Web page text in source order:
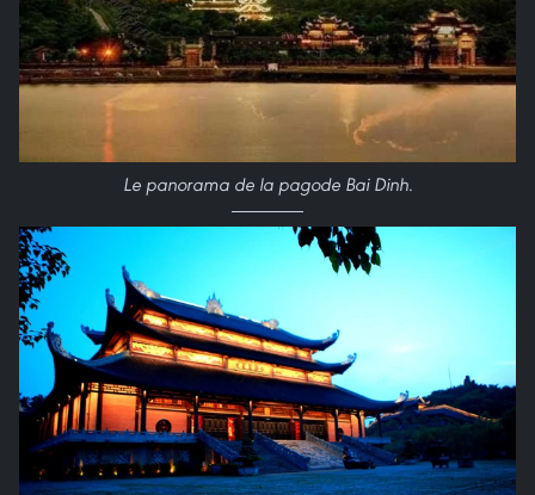
Le panorama de la pagode Bai Dinh.